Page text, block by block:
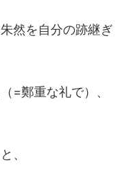
然を自分の跡継ぎ
=鄭重な礼で）、
、